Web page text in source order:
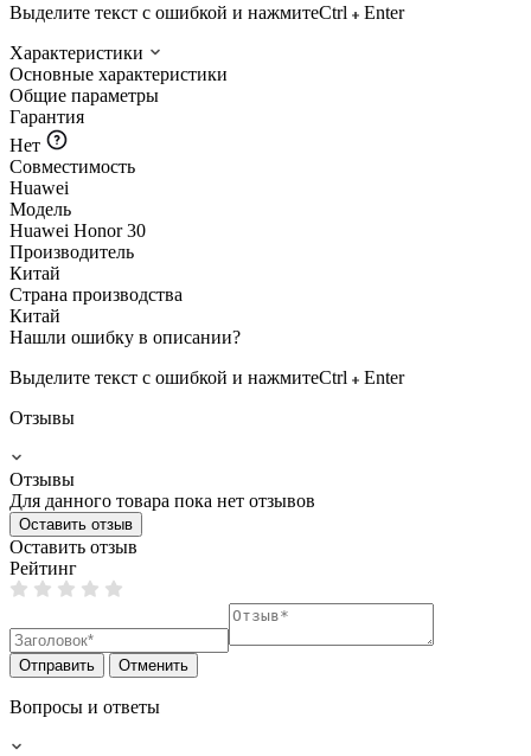
Выделите текст с ошибкой и нажмитеCtrl
Enter
Характеристики
Основные характеристики
Общие параметры
Гарантия
Нет
Совместимость
Huawei
Модель
Huawei Honor 30
Производитель
Китай
Страна производства
Китай
Нашли ошибку в описании?
Выделите текст с ошибкой и нажмитеCtrl
Enter
Отзывы
Отзывы
Для данного товара пока нет отзывов
Оставить отзыв
Оставить отзыв
Рейтинг
Отправить Отменить
Вопросы и ответы